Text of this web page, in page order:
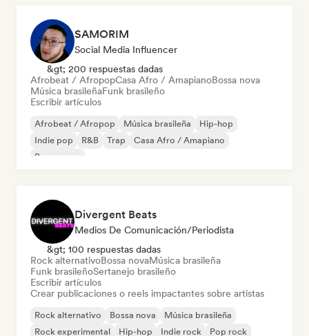
SAMORIM
Social Media Influencer
&gt; 200 respuestas dadas
Afrobeat / AfropopCasa Afro / AmapianoBossa nova
Música brasileñaFunk brasileño
Escribir artículos
Afrobeat / Afropop Música brasileña
Hip-hop
Indie pop
R&B Trap
Casa Afro / Amapiano
Bossa nova
Divergent Beats
Medios De Comunicación/Periodista
&gt; 100 respuestas dadas
Rock alternativoBossa novaMúsica brasileña
Funk brasileñoSertanejo brasileño
Escribir artículos
Crear publicaciones o reels impactantes sobre artistas
Rock alternativo Bossa nova
Música brasileña
Rock experimental
Hip-hop Indie rock Pop rock